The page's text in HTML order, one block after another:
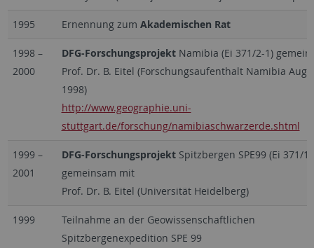
1995 Ernennung zum Akademischen Rat
1998 –
2000
DFG-ForschungsprojektNamibia (Ei 371/2-1)
Prof. Dr. B. Eitel (Forschungsaufenthalt Namibia Aug/
1998)
http://www.geographie.uni-
stuttgart.de/forschung/namibiaschwarzerde.shtml
1999 –
2001
DFG-ForschungsprojektSpitzbergen SPE99 (Ei 371/1-
gemeinsam mit
Prof. Dr. B. Eitel (Universität Heidelberg)
1999
Teilnahme an der Geowissenschaftlichen
Spitzbergenexpedition SPE 99